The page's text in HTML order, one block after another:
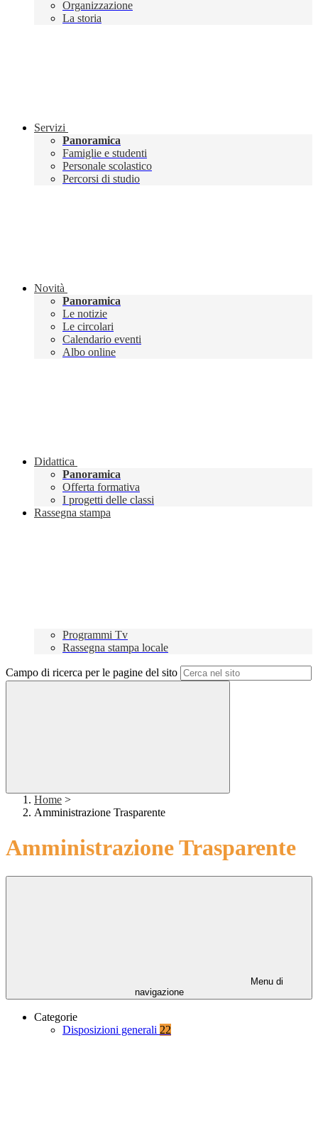
Organizzazione
La storia
Servizi
Panoramica
Famiglie e studenti
Personale scolastico
Percorsi di studio
Novità
Panoramica
Le notizie
Le circolari
Calendario eventi
Albo online
Didattica
Panoramica
Offerta formativa
I progetti delle classi
Rassegna stampa
Programmi Tv
Rassegna stampa locale
Campo di ricerca per le pagine del sito
Home >
Amministrazione Trasparente
Amministrazione Trasparente
Menu di
navigazione
Categorie
Disposizioni generali 22